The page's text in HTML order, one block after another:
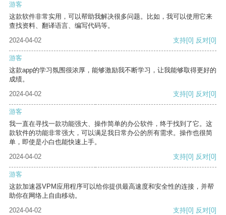
游客
这款软件非常实用，可以帮助我解决很多问题。比如，我可以使用它来
查找资料、翻译语言、编写代码等。
2024-04-02
支持[0] 反对[0]
游客
这款app的学习氛围很浓厚，能够激励我不断学习，让我能够取得更好的
成绩。
2024-04-02
支持[0] 反对[0]
游客
我一直在寻找一款功能强大、操作简单的办公软件，终于找到了它。这
款软件的功能非常强大，可以满足我日常办公的所有需求。操作也很简
单，即使是小白也能快速上手。
2024-04-02
支持[0] 反对[0]
游客
这款加速器VPM应用程序可以给你提供最高速度和安全性的连接，并帮
助你在网络上自由移动。
2024-04-02
支持[0] 反对[0]